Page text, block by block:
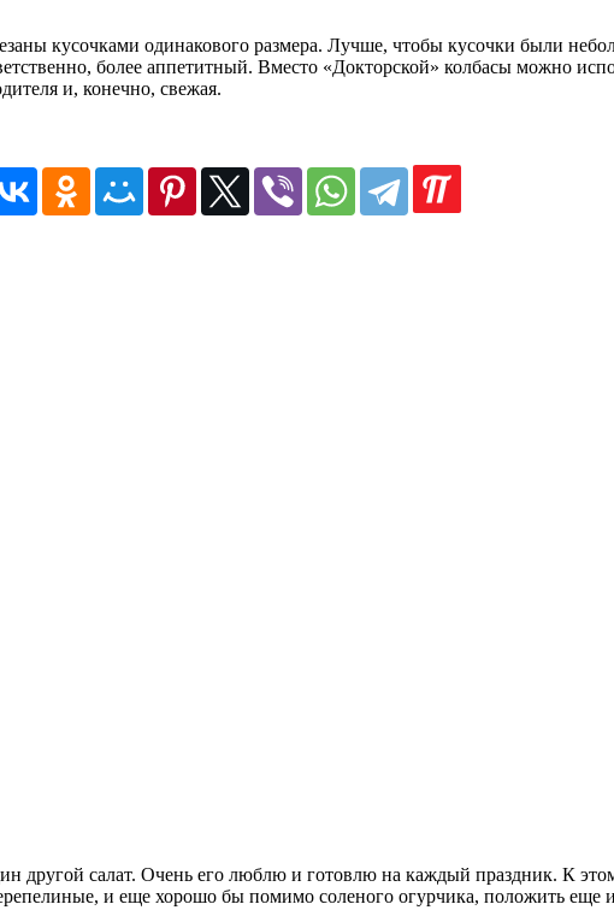
кусочками одинакового размера. Лучше, чтобы кусочки были
более аппетитный. Вместо «Докторской» колбасы можно
и, конечно, свежая.
другой салат. Очень его люблю и готовлю на каждый праздник. К
и еще хорошо бы помимо соленого огурчика, положить еще и